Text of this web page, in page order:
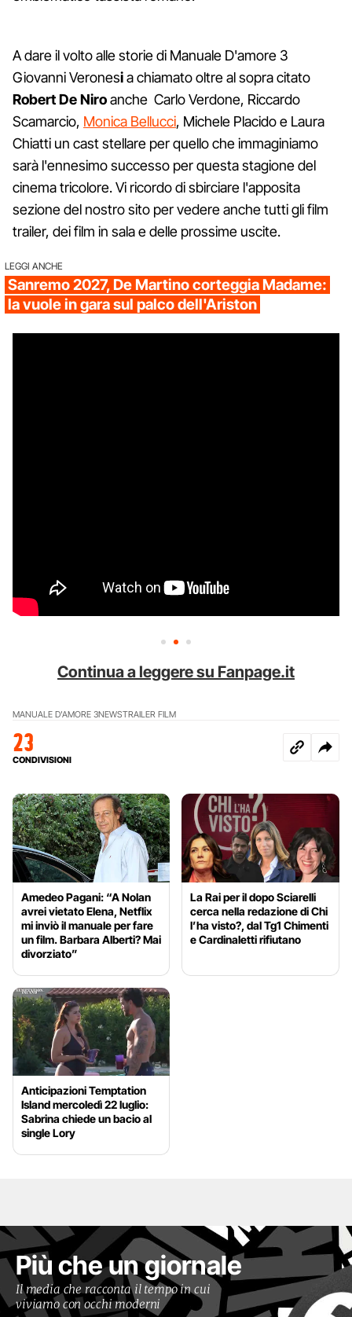
A dare il volto alle storie di Manuale D'amore 3
Giovanni Veronesia chiamato oltre al sopra citato
Robert De Niroanche Carlo Verdone, Riccardo
Scamarcio, Monica Bellucci, Michele Placido e Laura
Chiatti un cast stellare per quello che immaginiamo
sarà l'ennesimo successo per questa stagione del
cinema tricolore. Vi ricordo di sbirciare l'apposita
sezione del nostro sito per vedere anche tutti gli film
trailer, dei film in sala e delle prossime uscite.
LEGGI ANCHE
Sanremo 2027, De Martino corteggia Madame:
la vuole in gara sul palco dell'Ariston
Continua a leggere su Fanpage.it
MANUALE D'AMORE 3NEWSTRAILER FILM
23
CONDIVISIONI
Amedeo Pagani: “A Nolan
avrei vietato Elena, Netflix
mi inviò il manuale per fare
un film. Barbara Alberti? Mai
divorziato”
La Rai per il dopo Sciarelli
cerca nella redazione di Chi
l’ha visto?, dal Tg1 Chimenti
e Cardinaletti rifiutano
Anticipazioni Temptation
Island mercoledì 22 luglio:
Sabrina chiede un bacio al
single Lory
Più che un giornale
Il media che racconta il tempo in cui
viviamo con occhi moderni